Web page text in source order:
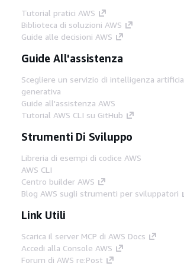
Tutorial pratici AWS
Biblioteca di soluzioni AWS
Guide alle decisioni AWS
Guide All'assistenza
Scegliere un servizio di intelligenza
generativa
Guide all'assistenza AWS
Tutorial AWS CLI su GitHub
Strumenti Di Sviluppo
Libreria di esempi di codice AWS
AWS CLI
Centro builder AWS
Blog AWS sugli strumenti per sviluppatori
Link Utili
Scarica il server MCP di AWS Docs
Accedi alla Console AWS
Forum di AWS re:Post